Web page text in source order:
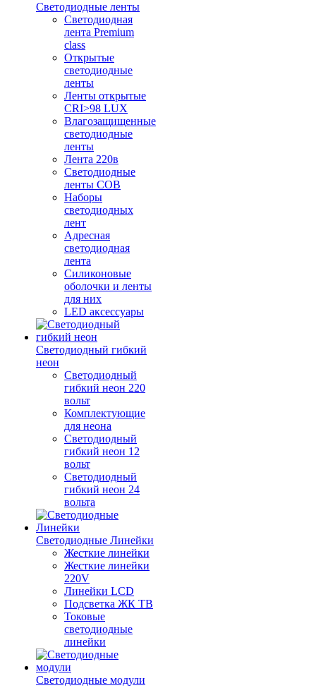
Светодиодные ленты
Светодиодная
лента Premium
class
Открытые
светодиодные
ленты
Ленты открытые
CRI>98 LUX
Влагозащищенные
светодиодные
ленты
Лента 220в
Светодиодные
ленты COB
Наборы
светодиодных
лент
Адресная
светодиодная
лента
Силиконовые
оболочки и ленты
для них
LED аксессуары
Светодиодный гибкий
неон
Светодиодный
гибкий неон 220
вольт
Комплектующие
для неона
Светодиодный
гибкий неон 12
вольт
Светодиодный
гибкий неон 24
вольта
Светодиодные Линейки
Жесткие линейки
Жесткие линейки
220V
Линейки LCD
Подсветка ЖК ТВ
Токовые
светодиодные
линейки
Светодиодные модули